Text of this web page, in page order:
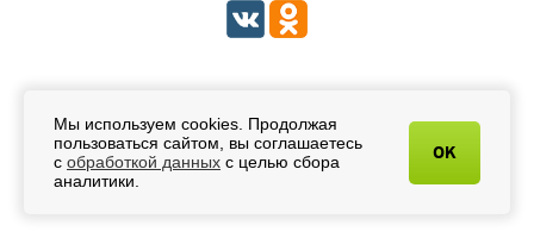
Мы используем cookies. Продолжая
пользоваться сайтом, вы соглашаетесь
с обработкой данных с целью сбора
аналитики.
OK